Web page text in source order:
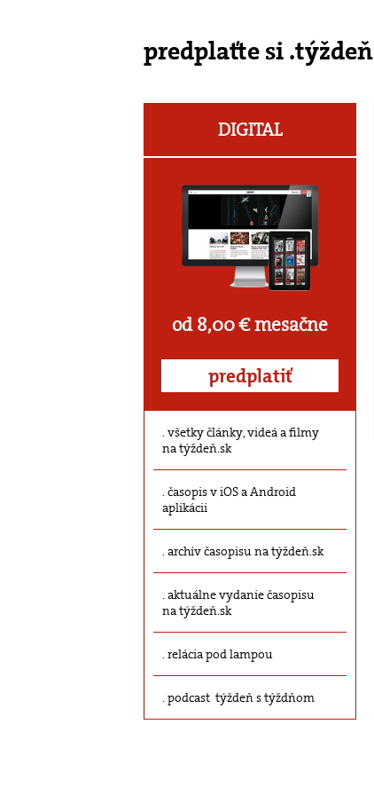
predplaťte si .týždeň
DIGITAL
od 8,00 € mesačne
predplatiť
všetky články, videá a filmy
na týždeň.sk
časopis v iOS a Android
aplikácii
archív časopisu na týždeň.sk
aktuálne vydanie časopisu
na týždeň.sk
relácia pod lampou
podcast týždeň s týždňom